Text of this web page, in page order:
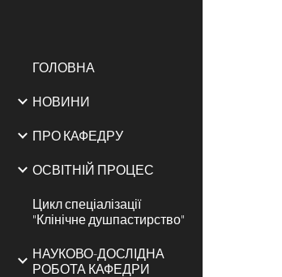
ГОЛОВНА
НОВИНИ
ПРО КАФЕДРУ
ОСВІТНІЙ ПРОЦЕС
Цикл спеціалізації
"Клінічне душпастирство"
НАУКОВО-ДОСЛІДНА
РОБОТА КАФЕДРИ